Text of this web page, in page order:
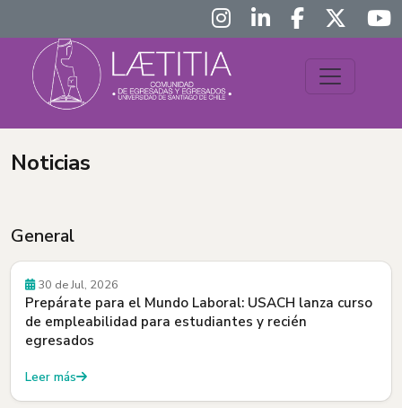
Noticias
General
30 de Jul, 2026
Prepárate para el Mundo Laboral: USACH lanza curso
de empleabilidad para estudiantes y recién
egresados
Leer más